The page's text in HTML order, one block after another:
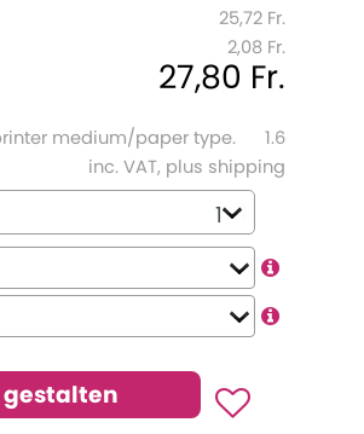
25,72 Fr.
2,08 Fr.
27,80 Fr.
medium/paper type.
1.6
inc. VAT, plus shipping